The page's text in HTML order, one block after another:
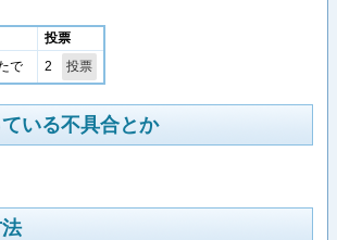
投票
で 2
いる不具合とか